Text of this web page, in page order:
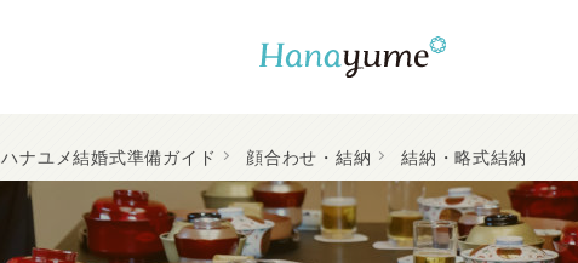
ハナユメ結婚式準備ガイド 顔合わせ・結納 結納・略式結納